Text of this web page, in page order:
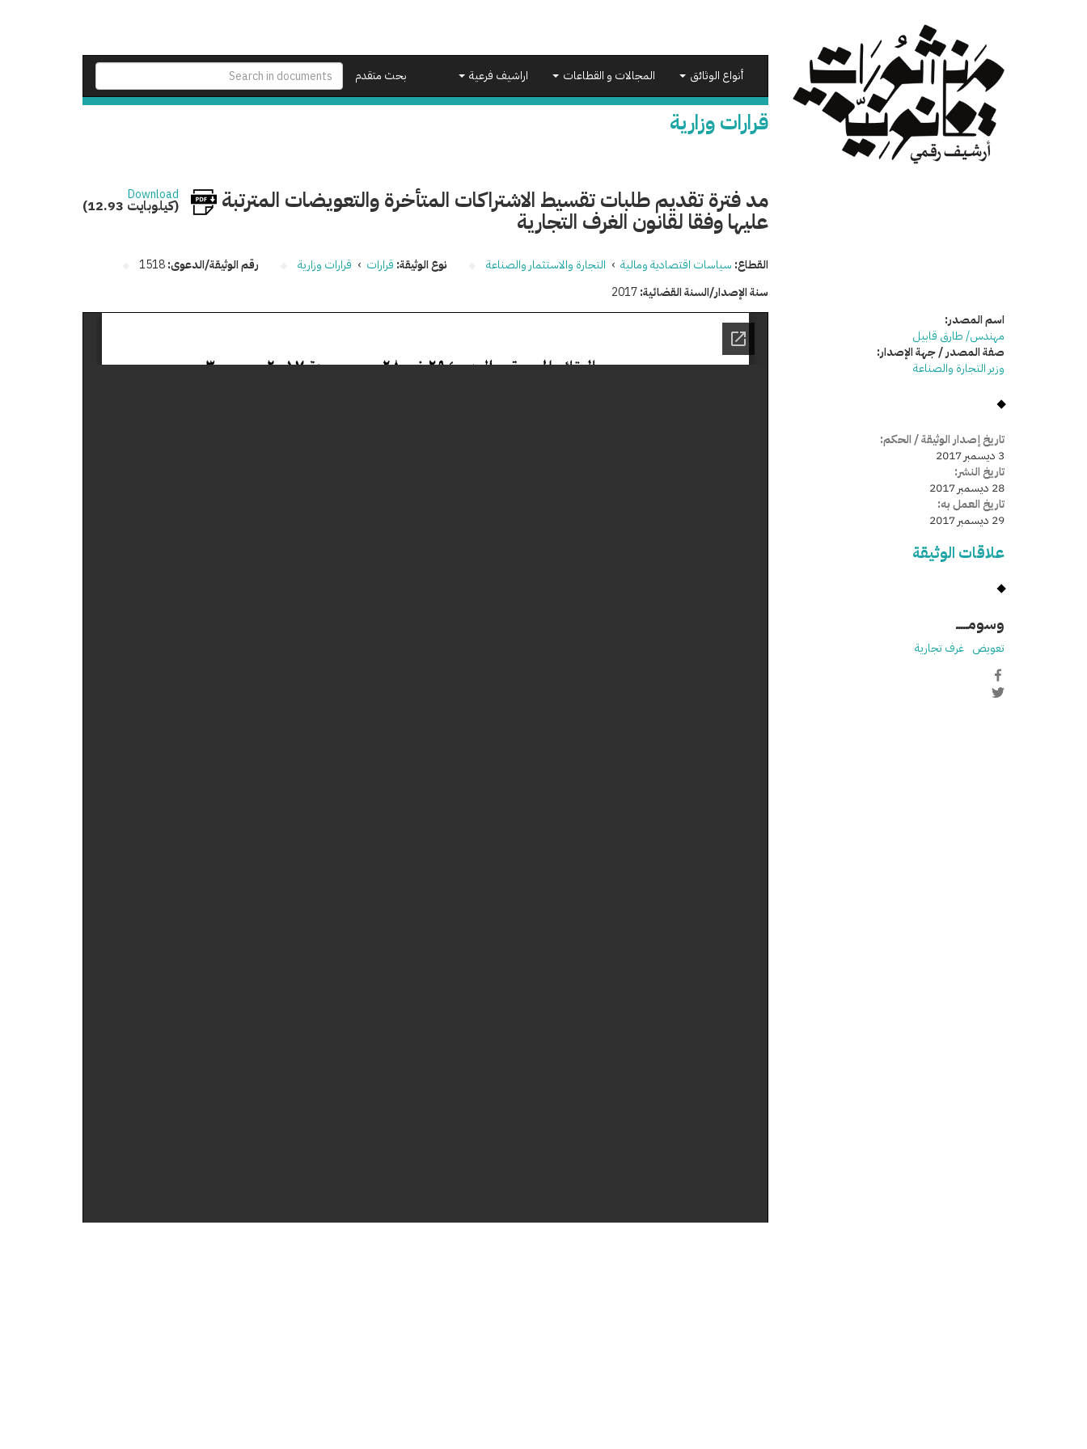
بحث متقدم
أنواع الوثائق المجالات و القطاعات اراشيف فرعية
قرارات وزارية
مد فترة تقديم طلبات تقسيط الاشتراكات المتأخرة والتعويضات المترتبة
عليها وفقا لقانون الغرف التجارية
Download
(12.93 كيلوبايت)
القطاع: سياسات اقتصادية ومالية › التجارة والاستثمار والصناعة نوع الوثيقة: قرارات › قرارات وزارية رقم الوثيقة/الدعوى:1518
سنة الإصدار/السنة القضائية:2017
اسم المصدر:
مهندس/ طارق قابيل
صفة المصدر / جهة الإصدار:
وزير التجارة والصناعة
تاريخ إصدار الوثيقة / الحكم:
3 ديسمبر 2017
تاريخ النشر:
28 ديسمبر 2017
تاريخ العمل به:
29 ديسمبر 2017
علاقات الوثيقة
وسومـــــ
تعويض غرف تجارية